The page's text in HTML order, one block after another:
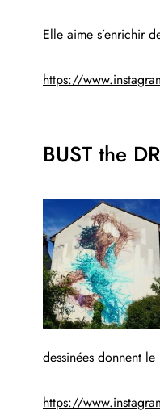
Elle aime s’enrichir
https://
BUST the
dessinées donnent
https://